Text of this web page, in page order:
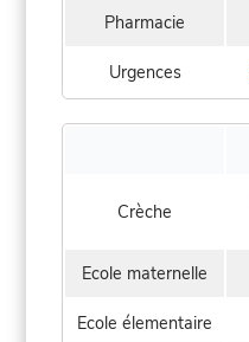
Pharmacie
Urgences
Crèche
Ecole maternelle
Ecole élementaire